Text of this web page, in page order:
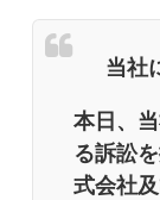
当社
本日、
る訴訟
式会社